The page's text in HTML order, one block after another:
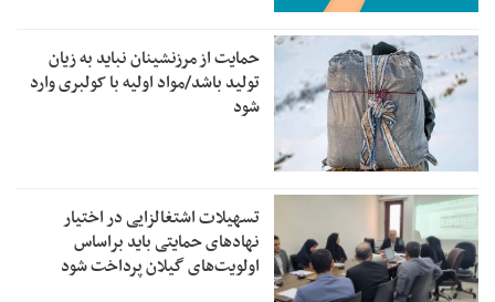
حمایت از مرزنشینان نباید به زیان
تولید باشد/مواد اولیه با کولبری وارد
شود
تسهیلات اشتغالزایی در اختیار
نهادهای حمایتی باید براساس
اولویت‌های گیلان پرداخت شود